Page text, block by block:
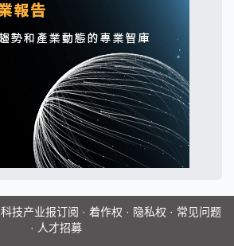
科技产业报订阅 · 着作权 · 隐私权 · 常见问题
· 人才招募